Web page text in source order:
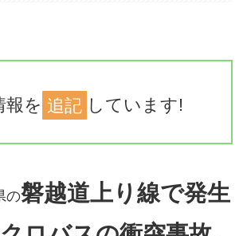
報を 追記 しています!
の磐越道上り線で発生